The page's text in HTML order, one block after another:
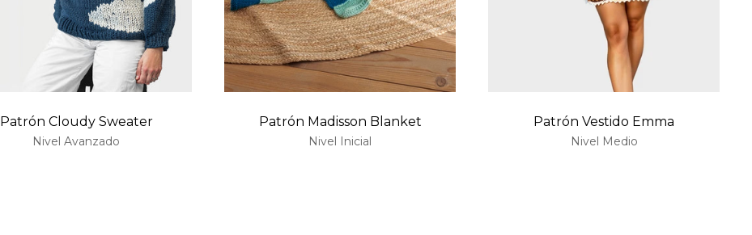
Patrón Cloudy Sweater
Nivel Avanzado
Patrón Madisson Blanket
Nivel Inicial
Patrón Vestido Emma
Nivel Medio